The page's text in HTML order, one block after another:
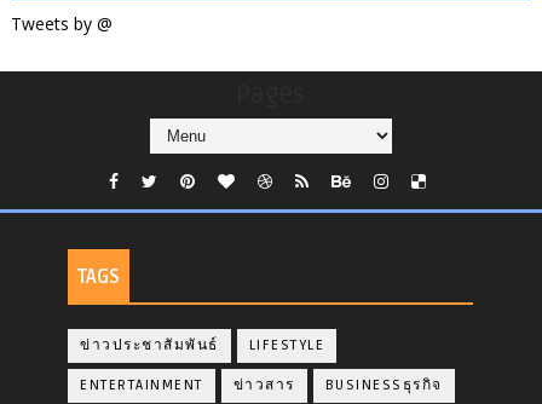
Tweets by @
TAGS
ข่าวประชาสัมพันธ์ LIFESTYLE
ENTERTAINMENT ข่าวสาร BUSINESSธุรกิจ